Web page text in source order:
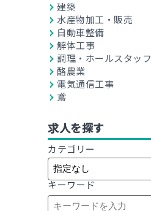
建築
水産物加工・販売
自動車整備
解体工事
調理・ホールスタッフ
酪農業
電気通信工事
鳶
求人を探す
カテゴリー
キーワード